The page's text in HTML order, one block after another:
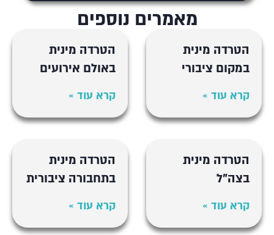
מאמרים נוספים
הטרדה מינית
במקום ציבורי
קרא עוד »
הטרדה מינית
באולם אירועים
קרא עוד »
הטרדה מינית
בצה"ל
קרא עוד »
הטרדה מינית
בתחבורה ציבורית
קרא עוד »